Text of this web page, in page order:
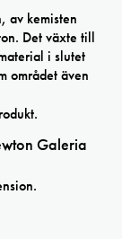
av kemisten
Det växte till
i slutet
området även
Galeria